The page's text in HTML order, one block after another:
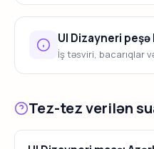
UI Dizayneri
İş təsviri, bacarıqlar
Tez-tez verilən